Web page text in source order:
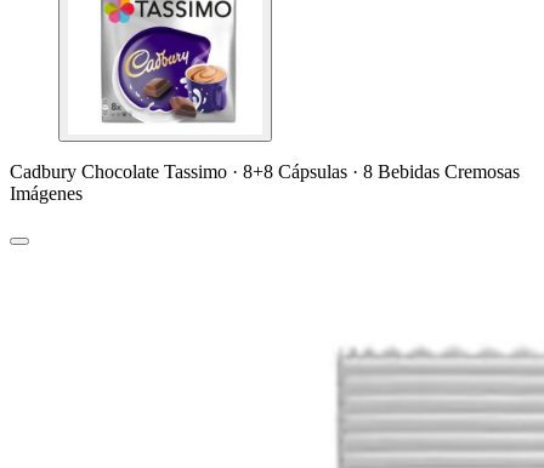
Cadbury Chocolate Tassimo · 8+8 Cápsulas · 8 Bebidas Cremosas
Imágenes